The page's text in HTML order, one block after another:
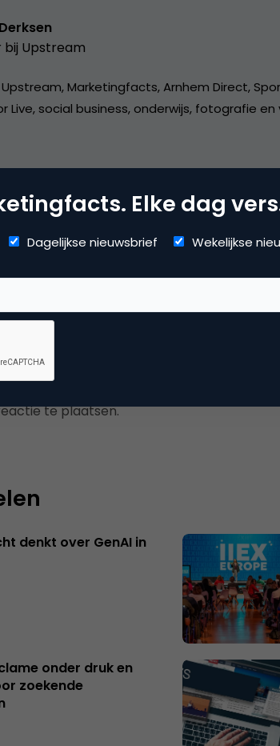
bij Upstream
Marketingfacts, Arnhem Direct,
Live, social business, onderwijs, fotografie en
te plaatsen.
denkt over GenAI in
onder druk en
zoekende
Elke dag
Dagelijkse nieuwsbrief Wekelijkse